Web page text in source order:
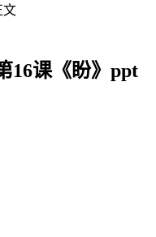
文
16课《盼》ppt